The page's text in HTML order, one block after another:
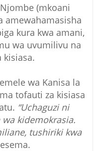
(mkoani
amewahamasisha
kura kwa amani,
wa uvumilivu na
kisiasa.
wa Kanisa la
tofauti za kisiasa
“Uchaguzi ni
kidemokrasia.
tushiriki kwa